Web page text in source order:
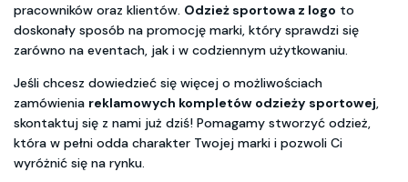
pracowników oraz klientów. Odzież sportowa z logo to
doskonały sposób na promocję marki, który sprawdzi się
zarówno na eventach, jak i w codziennym użytkowaniu.
Jeśli chcesz dowiedzieć się więcej o możliwościach
zamówienia reklamowych kompletów odzieży sportowej,
skontaktuj się z nami już dziś! Pomagamy stworzyć odzież,
która w pełni odda charakter Twojej marki i pozwoli Ci
wyróżnić się na rynku.